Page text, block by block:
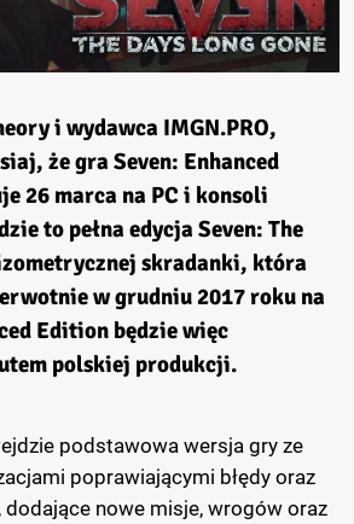
i wydawca IMGN.PRO,
że gra Seven: Enhanced
26 marca na PC i konsoli
to pełna edycja Seven: The
skradanki, która
w grudniu 2017 roku na
Edition będzie więc
polskiej produkcji.
podstawowa wersja gry ze
poprawiającymi błędy oraz
dodające nowe misje, wrogów oraz